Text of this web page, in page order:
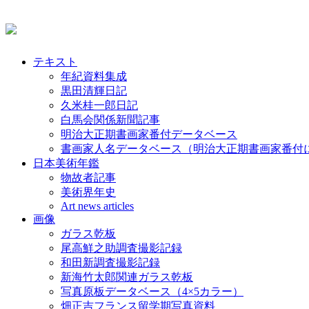
テキスト
年紀資料集成
黒田清輝日記
久米桂一郎日記
白馬会関係新聞記事
明治大正期書画家番付データベース
書画家人名データベース（明治大正期書画家番付
日本美術年鑑
物故者記事
美術界年史
Art news articles
画像
ガラス乾板
尾高鮮之助調査撮影記録
和田新調査撮影記録
新海竹太郎関連ガラス乾板
写真原板データベース（4×5カラー）
畑正吉フランス留学期写真資料